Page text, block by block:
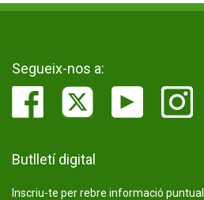
Segueix-nos a:
Butlletí digital
Inscriu-te per rebre informació